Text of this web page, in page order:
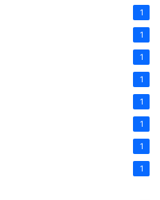
1
1
1
1
1
1
1
1